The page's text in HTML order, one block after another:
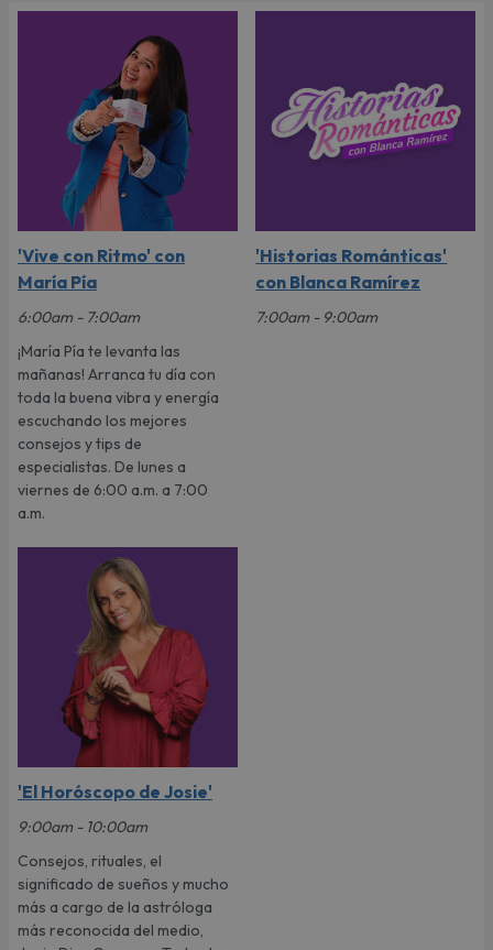
'Vive con Ritmo' con
María Pía
6:00am - 7:00am
¡María Pía te levanta las
mañanas! Arranca tu día con
toda la buena vibra y energía
escuchando los mejores
consejos y tips de
especialistas. De lunes a
viernes de 6:00 a.m. a 7:00
a.m.
'Historias Románticas'
con Blanca Ramírez
7:00am - 9:00am
'El Horóscopo de Josie'
9:00am - 10:00am
Consejos, rituales, el
significado de sueños y mucho
más a cargo de la astróloga
más reconocida del medio,